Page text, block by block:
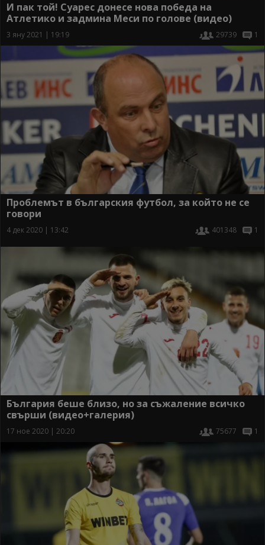
И пак той! Суарес донесе нова победа на
Атлетико и задмина Меси по голове (видео)
3 яну 2021 | 19:19 29739 1
Проблемът в българския футбол, за който не се
говори
4 дек 2020 | 13:42 401348 1
България беше близо, но за съжаление всичко
свърши (видео+галерия)
17 ное 2020 | 20:20 75677 1